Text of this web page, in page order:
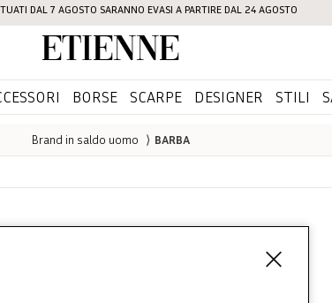
DAL 7 AGOSTO SARANNO EVASI A PARTIRE DAL 24 AGOSTO
Etienne
BORSE SCARPE DESIGNER STILI
Brand in saldo uomo ⟩ BARBA